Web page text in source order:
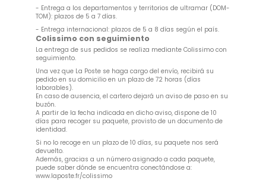
- Entrega a los departamentos y territorios de ultramar (DOM-
TOM): plazos de 5 a 7 días.
- Entrega internacional: plazos de 5 a 8 días según el país.
Colissimo con seguimiento
La entrega de sus pedidos se realiza mediante Colissimo con
seguimiento.
Una vez que La Poste se haga cargo del envío, recibirá su
pedido en su domicilio en un plazo de 72 horas (días
laborables).
En caso de ausencia, el cartero dejará un aviso de paso en su
buzón.
A partir de la fecha indicada en dicho aviso, dispone de 10
días para recoger su paquete, provisto de un documento de
identidad.
Si no lo recoge en un plazo de 10 días, su paquete nos será
devuelto.
Además, gracias a un número asignado a cada paquete,
puede saber dónde se encuentra conectándose a:
www.laposte.fr/colissimo